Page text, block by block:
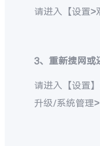
请进入【设置>
3、重新搜网或
请进入【设置
升级/系统管理